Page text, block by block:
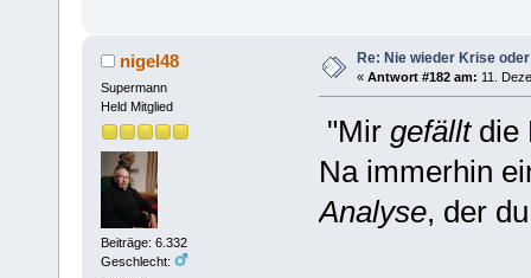
nigel48
Supermann
Held Mitglied
Beiträge: 6.332
Geschlecht:
Re: Nie wieder Krise
« Antwort #182 am: 11.
"Mir gefälltdie
Na immerhin
Analyse, der